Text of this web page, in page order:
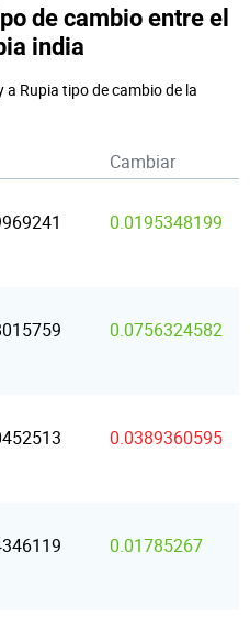
de cambio entre el
india
a Rupia tipo de cambio de la
Cambiar
0.0195348199
0.0756324582
0.0389360595
0.01785267